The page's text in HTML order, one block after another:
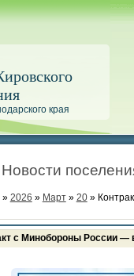
края
Новости
» 2026 » Март » 20»
с Минобороны России